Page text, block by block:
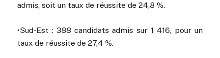
admis, soit un taux de réussite de 24,8 %.
•Sud-Est : 388 candidats admis sur 1 416, pour un
taux de réussite de 27,4 %.